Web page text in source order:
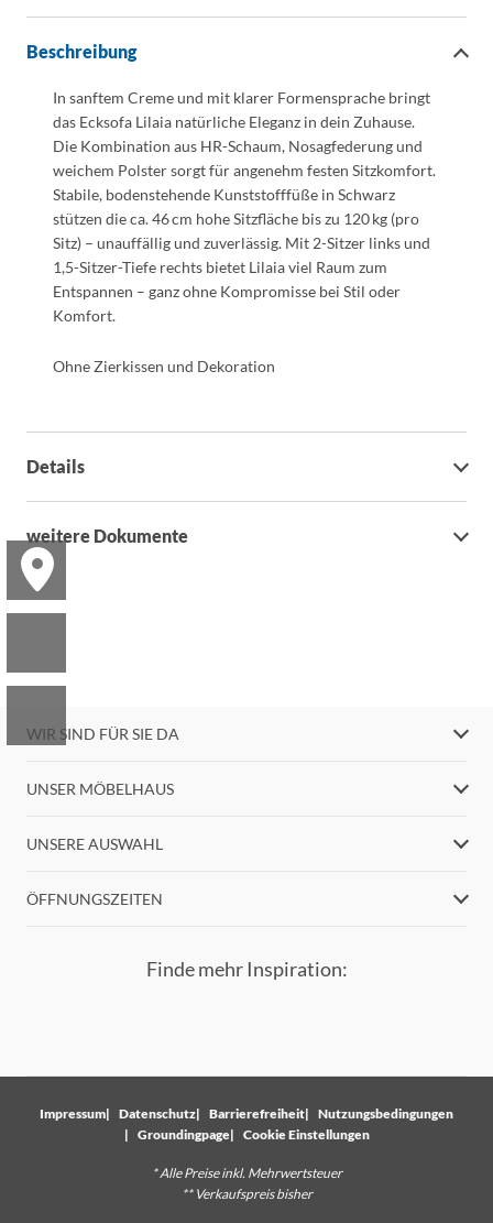
Beschreibung
In sanftem Creme und mit klarer Formensprache bringt
das Ecksofa Lilaia natürliche Eleganz in dein Zuhause.
Die Kombination aus HR-Schaum, Nosagfederung und
weichem Polster sorgt für angenehm festen Sitzkomfort.
Stabile, bodenstehende Kunststofffüße in Schwarz
stützen die ca. 46 cm hohe Sitzfläche bis zu 120 kg (pro
Sitz) – unauffällig und zuverlässig. Mit 2-Sitzer links und
1,5-Sitzer-Tiefe rechts bietet Lilaiaviel Raum zum
Entspannen – ganz ohne Kompromisse bei Stil oder
Komfort.
Ohne Zierkissen und Dekoration
Details
weitere Dokumente
WIR SIND FÜR SIE DA
UNSER MÖBELHAUS
UNSERE AUSWAHL
ÖFFNUNGSZEITEN
Finde mehr Inspiration:
Impressum Datenschutz Barrierefreiheit
Nutzungsbedingungen
Groundingpage
Cookie Einstellungen
* Alle Preise inkl. Mehrwertsteuer
** Verkaufspreis bisher